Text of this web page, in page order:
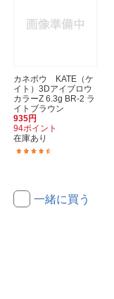
カネボウ KATE（ケ
イト）3Dアイブロウ
カラーZ 6.3g BR-2 ラ
イトブラウン
935円
94ポイント
在庫あり
一緒に買う